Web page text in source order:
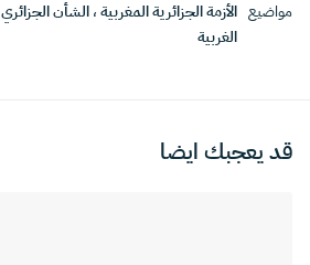
مواضيع الأزمة الجزائرية المغربية،الشأن الجزائري
الغربية
قد يعجبك ايضا